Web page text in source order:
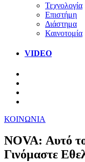
Τεχνολογία
Επιστήμη
Διάστημα
Καινοτομία
VIDEO
ΚΟΙΝΩΝΙΑ
NOVA: Αυτό
Γινόμαστε